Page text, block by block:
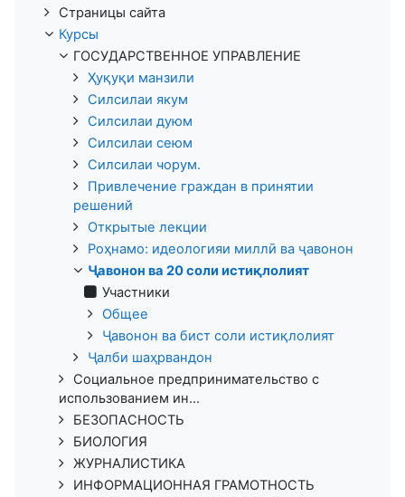
Страницы сайта
Курсы
ГОСУДАРСТВЕННОЕ УПРАВЛЕНИЕ
Ҳуқуқи манзили
Силсилаи якум
Силсилаи дуюм
Силсилаи сеюм
Силсилаи чорум.
Привлечение граждан в принятии
решений
Открытые лекции
Роҳнамо: идеологияи миллӣ ва ҷавонон
Ҷавонон ва 20 соли истиқлолият
Участники
Общее
Ҷавонон ва бист соли истиқлолият
Ҷалби шаҳрвандон
Социальное предпринимательство с
использованием ин...
БЕЗОПАСНОСТЬ
БИОЛОГИЯ
ЖУРНАЛИСТИКА
ИНФОРМАЦИОННАЯ ГРАМОТНОСТЬ